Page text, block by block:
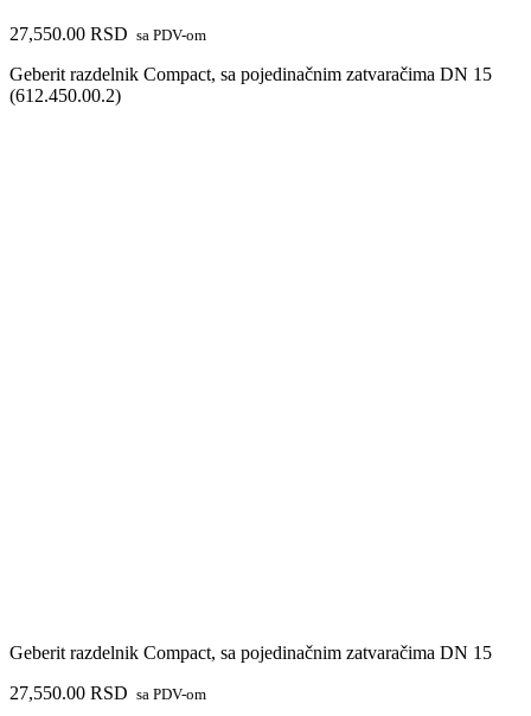
27,550.00 RSD sa PDV-om
Geberit razdelnik Compact, sa pojedinačnim zatvaračima DN 15
(612.450.00.2)
Geberit razdelnik Compact, sa pojedinačnim zatvaračima DN 15
27,550.00 RSD sa PDV-om